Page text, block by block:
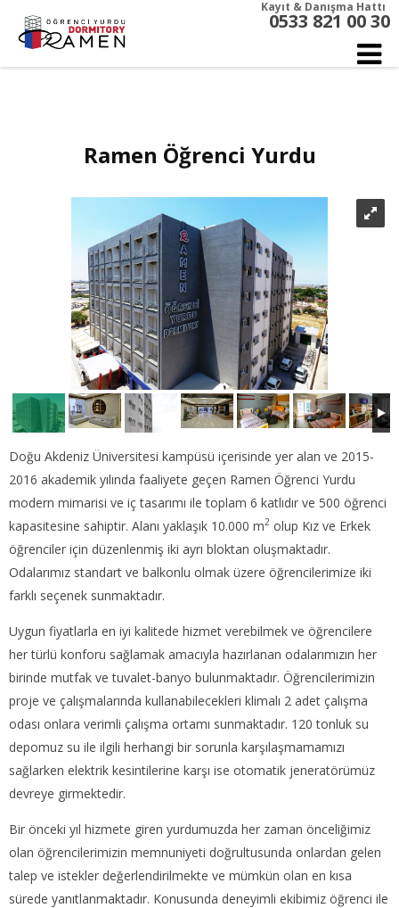
Kayıt & Danışma Hattı
0533 821 00 30
Ramen Öğrenci Yurdu
Doğu Akdeniz Üniversitesi kampüsü içerisinde yer alan ve 2015-
2016 akademik yılında faaliyete geçen Ramen Öğrenci Yurdu
modern mimarisi ve iç tasarımı ile toplam 6 katlıdır ve 500 öğrenci
kapasitesine sahiptir. Alanı yaklaşık 10.000 m2 olup Kız ve Erkek
öğrenciler için düzenlenmiş iki ayrı bloktan oluşmaktadır.
Odalarımız standart ve balkonlu olmak üzere öğrencilerimize iki
farklı seçenek sunmaktadır.
Uygun fiyatlarla en iyi kalitede hizmet verebilmek ve öğrencilere
her türlü konforu sağlamak amacıyla hazırlanan odalarımızın her
birinde mutfak ve tuvalet-banyo bulunmaktadır. Öğrencilerimizin
proje ve çalışmalarında kullanabilecekleri klimalı 2 adet çalışma
odası onlara verimli çalışma ortamı sunmaktadır. 120 tonluk su
depomuz su ile ilgili herhangi bir sorunla karşılaşmamamızı
sağlarken elektrik kesintilerine karşı ise otomatik jeneratörümüz
devreye girmektedir.
Bir önceki yıl hizmete giren yurdumuzda her zaman önceliğimiz
olan öğrencilerimizin memnuniyeti doğrultusunda onlardan gelen
talep ve istekler değerlendirilmekte ve mümkün olan en kısa
sürede yanıtlanmaktadır. Konusunda deneyimli ekibimiz öğrenci ile